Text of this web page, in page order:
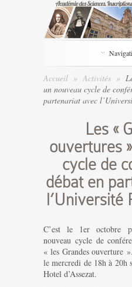
Accueil » Activités »
un nouveau cycle de
partenariat avec
Les «
ouvertures
cycle de
débat en
l’Université
C’est le 1er octobre
nouveau cycle de
« les Grandes ouverture
le mercredi de 18h à 20h
Hotel d’Assezat.